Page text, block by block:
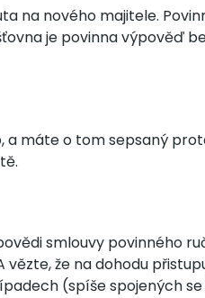
na nového majitele.
je povinna výpověď
a máte o tom sepsaný
smlouvy povinného
vězte, že na dohodu
(spíše spojených